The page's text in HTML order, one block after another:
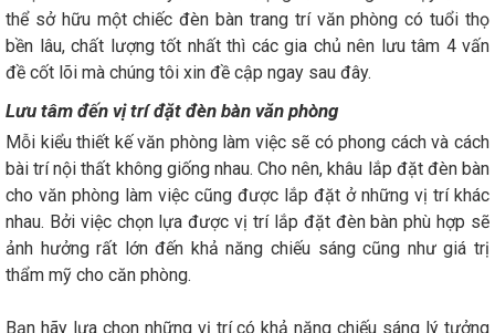
thể sở hữu một chiếc đèn bàn trang trí văn phòng có tuổi thọ
bền lâu, chất lượng tốt nhất thì các gia chủ nên lưu tâm 4 vấn
đề cốt lõi mà chúng tôi xin đề cập ngay sau đây.
Lưu tâm đến vị trí đặt đèn bàn văn phòng
Mỗi kiểu thiết kế văn phòng làm việc sẽ có phong cách và cách
bài trí nội thất không giống nhau. Cho nên, khâu lắp đặt đèn bàn
cho văn phòng làm việc cũng được lắp đặt ở những vị trí khác
nhau. Bởi việc chọn lựa được vị trí lắp đặt đèn bàn phù hợp sẽ
ảnh hưởng rất lớn đến khả năng chiếu sáng cũng như giá trị
thẩm mỹ cho căn phòng.
Bạn hãy lựa chọn những vị trí có khả năng chiếu sáng lý tưởng